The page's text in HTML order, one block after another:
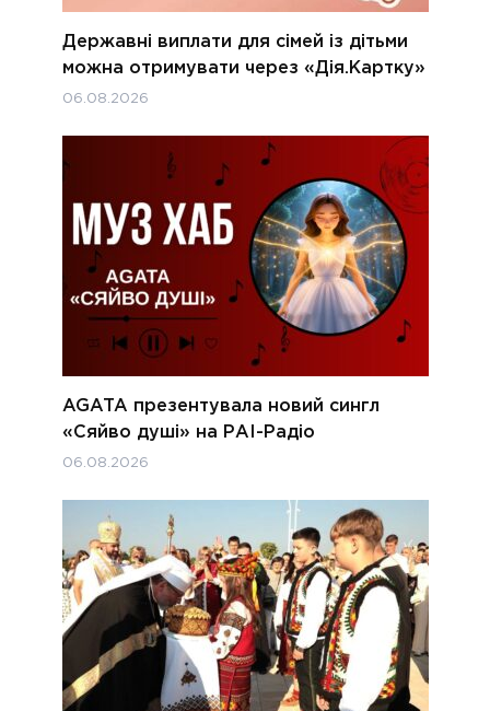
Державні виплати для сімей із дітьми
можна отримувати через «Дія.Картку»
06.08.2026
AGATA презентувала новий сингл
«Сяйво душі» на РАІ-Радіо
06.08.2026